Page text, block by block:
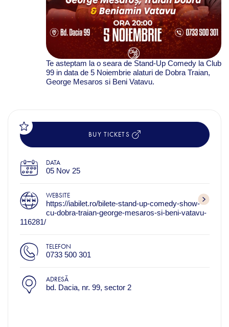
Te asteptam la o seara de Stand-Up Comedy la Club
99 in data de 5 Noiembrie alaturi de Dobra Traian,
George Mesaros si Beni Vatavu.
BUY TICKETS
DATA
05 Nov 25
WEBSITE
https://iabilet.ro/bilete-stand-up-comedy-show-
cu-dobra-traian-george-mesaros-si-beni-vatavu-
116281/
TELEFON
0733 500 301
ADRESĂ
bd. Dacia, nr. 99, sector 2